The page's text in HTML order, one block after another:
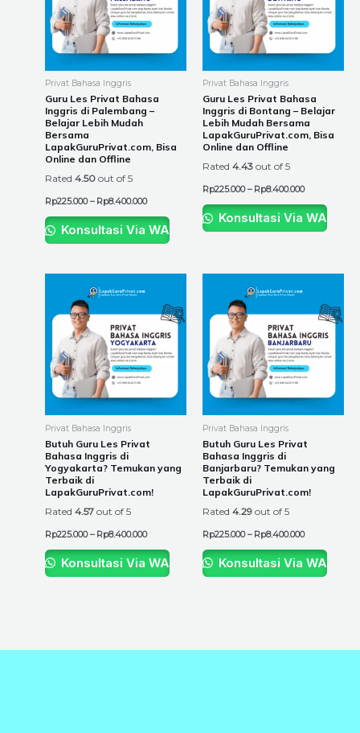
Privat Bahasa Inggris
Guru Les Privat Bahasa
Inggris di Palembang –
Belajar Lebih Mudah
Bersama
LapakGuruPrivat.com, Bisa
Online dan Offline
Rated 4.50 out of 5
Rp225.000 – Rp8.400.000
variants.
The
may
chosen
on
product
Konsultasi Via WA
Privat Bahasa Inggris
Guru Les Privat Bahasa
Inggris di Bontang – Belajar
Lebih Mudah Bersama
LapakGuruPrivat.com, Bisa
Online dan Offline
Rated 4.43 out of 5
Rp225.000 – Rp8.400.000
variants.
The
may
chosen
on
the
Konsultasi Via WA
Privat Bahasa Inggris
Butuh Guru Les Privat
Bahasa Inggris di
Yogyakarta? Temukan yang
Terbaik di
LapakGuruPrivat.com!
Rated 4.57 out of 5
Rp225.000 – Rp8.400.000
through
Rp8.400.000
has
multiple
variants.
The
options
may
chosen
the
product
Konsultasi Via WA
Privat Bahasa Inggris
Butuh Guru Les Privat
Bahasa Inggris di
Banjarbaru? Temukan yang
Terbaik di
LapakGuruPrivat.com!
Rated 4.29 out of 5
Rp225.000 – Rp8.400.000
through
Rp8.400.000
has
multiple
variants.
The
options
may
chosen
the
product
Konsultasi Via WA